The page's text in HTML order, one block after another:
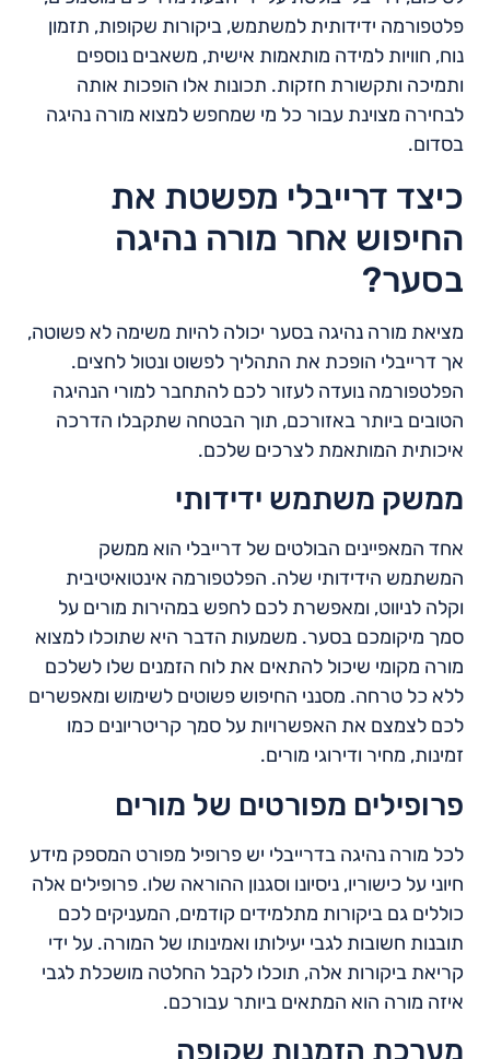
פלטפורמה ידידותית למשתמש, ביקורות שקופות, תזמון
נוח, חוויות למידה מותאמות אישית, משאבים נוספים
ותמיכה ותקשורת חזקות. תכונות אלו הופכות אותה
לבחירה מצוינת עבור כל מי שמחפש למצוא מורה נהיגה
בסדום.
כיצד דרייבלי מפשטת את
החיפוש אחר מורה נהיגה
בסער?
מציאת מורה נהיגה בסער יכולה להיות משימה לא פשוטה,
אך דרייבלי הופכת את התהליך לפשוט ונטול לחצים.
הפלטפורמה נועדה לעזור לכם להתחבר למורי הנהיגה
הטובים ביותר באזורכם, תוך הבטחה שתקבלו הדרכה
איכותית המותאמת לצרכים שלכם.
ממשק משתמש ידידותי
אחד המאפיינים הבולטים של דרייבלי הוא ממשק
המשתמש הידידותי שלה. הפלטפורמה אינטואיטיבית
וקלה לניווט, ומאפשרת לכם לחפש במהירות מורים על
סמך מיקומכם בסער. משמעות הדבר היא שתוכלו למצוא
מורה מקומי שיכול להתאים את לוח הזמנים שלו לשלכם
ללא כל טרחה. מסנני החיפוש פשוטים לשימוש ומאפשרים
לכם לצמצם את האפשרויות על סמך קריטריונים כמו
זמינות, מחיר ודירוגי מורים.
פרופילים מפורטים של מורים
לכל מורה נהיגה בדרייבלי יש פרופיל מפורט המספק מידע
חיוני על כישוריו, ניסיונו וסגנון ההוראה שלו. פרופילים אלה
כוללים גם ביקורות מתלמידים קודמים, המעניקים לכם
תובנות חשובות לגבי יעילותו ואמינותו של המורה. על ידי
קריאת ביקורות אלה, תוכלו לקבל החלטה מושכלת לגבי
איזה מורה הוא המתאים ביותר עבורכם.
מערכת הזמנות שקופה